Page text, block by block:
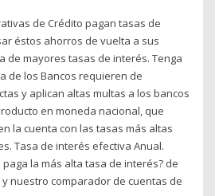
de Crédito pagan tasas de
éstos ahorros de vuelta a sus
de mayores tasas de interés. Tenga
de los Bancos requieren de
y aplican altas multas a los bancos
en moneda nacional, que
la cuenta con las tasas más altas
Tasa de interés efectiva Anual.
la más alta tasa de interés? de
nuestro comparador de cuentas de